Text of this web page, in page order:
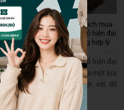
chỉ bán sofa
cấp phòng
chất lượng
cao giá rẻ
các cơ sở
cao cấp
khách giá
lượng ...
Bật mí cách mua
bộ sofa gỗ hiện đại
Đà Nẵng hợp lý
Bộ sofa gỗ hiện đại
Đà Nẵng là một lựa
chọn tuyệt vời để
tạo ...
Th8